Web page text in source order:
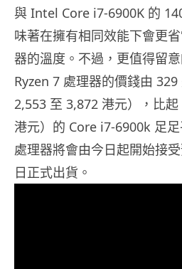
與 Intel Core i7-6900K 的
味著在擁有相同效能下會更
器的溫度。不過，更值得留
Ryzen 7 處理器的價錢由
2,553 至 3,872 港元），比
港元）的 Core i7-6900k 足
處理器將會由今日起開始接
日正式出貨。